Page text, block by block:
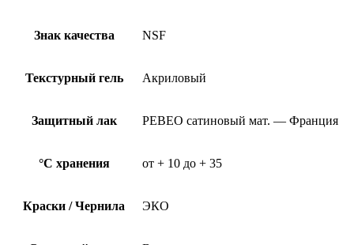
Знак качества NSF
Текстурный гель Акриловый
Защитный лак PEBEO сатиновый мат. — Франция
°C хранения от + 10 до + 35
Краски / Чернила ЭКО